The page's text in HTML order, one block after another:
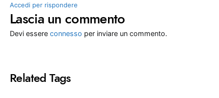
Accedi per rispondere
Lascia un commento
Devi essere connesso per inviare un commento.
Related Tags